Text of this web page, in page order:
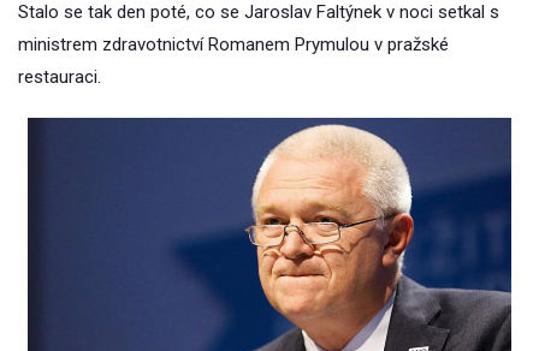
Stalo se tak den poté, co se Jaroslav Faltýnek v noci setkal s
ministrem zdravotnictví Romanem Prymulou v pražské
restauraci.